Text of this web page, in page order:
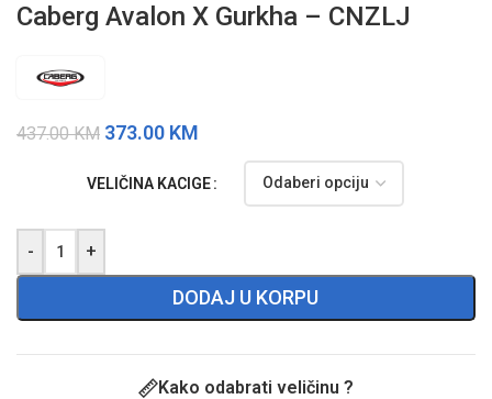
Caberg Avalon X Gurkha – CNZLJ
437.00KM 373.00 KM
VELIČINA KACIGE
- +
DODAJ U KORPU
Kako odabrati veličinu ?